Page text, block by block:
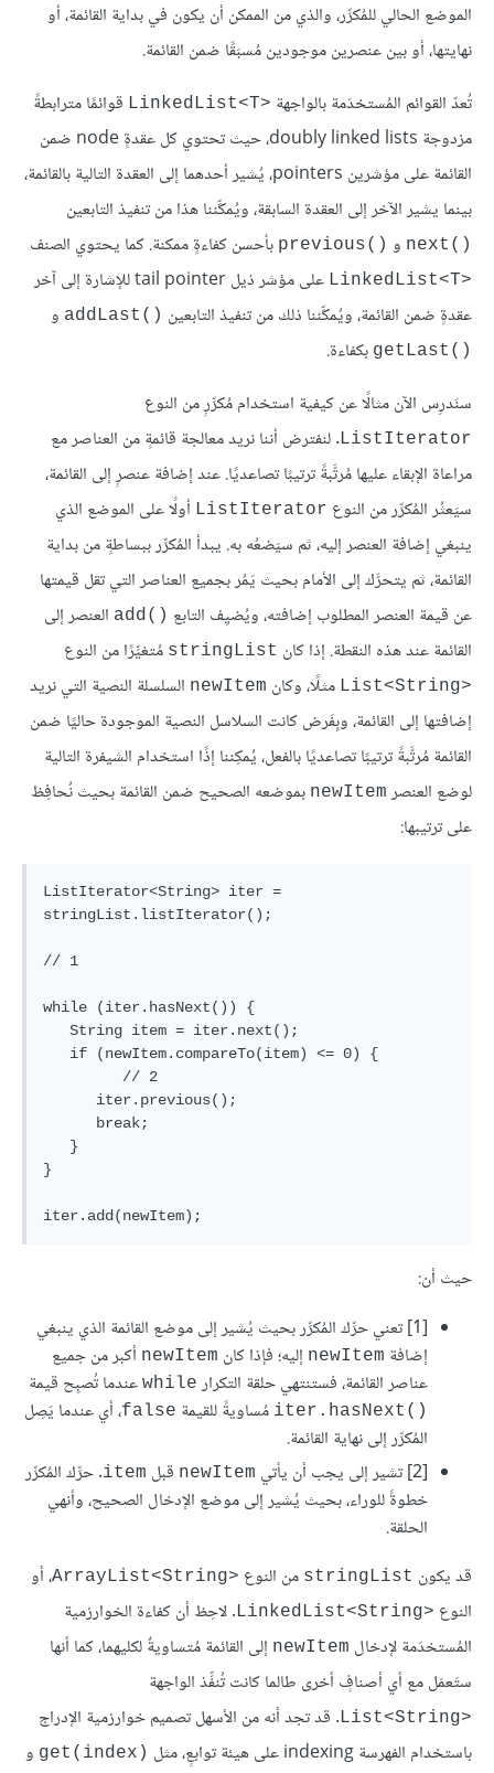
الموضع الحالي للمُكرِّر، والذي من الممكن أن يكون في بداية القائمة، أو
نهايتها، أو بين عنصرين موجودين مُسبَقًا ضمن القائمة.
تُعدّ القوائم المُستخدَمة بالواجهة LinkedList<T>‎ قوائمًا مترابطةً
مزدوجة doubly linked lists، حيث تحتوي كل عقدةٍ node ضمن
القائمة على مؤشرين pointers، يُشير أحدهما إلى العقدة التالية بالقائمة،
بينما يشير الآخر إلى العقدة السابقة، ويُمكِّننا هذا من تنفيذ التابعين
next()‎ و previous()‎ بأحسن كفاءةٍ ممكنة. كما يحتوي الصنف
LinkedList<T>‎
على مؤشر ذيل tail pointer للإشارة إلى آخر
عقدةٍ ضمن القائمة، ويُمكِّننا ذلك من تنفيذ التابعين addLast()‎ و
getLast()‎ بكفاءة.
سنَدرِس الآن مثالًا عن كيفية استخدام مُكرِّرٍ من النوع
ListIterator. لنفترض أننا نريد معالجة قائمةٍ من العناصر مع
مراعاة الإبقاء عليها مُرتَّبةً ترتيبًا تصاعديًا. عند إضافة عنصرٍ إلى القائمة،
سيَعثُر المُكرِّر من النوع ListIterator أولًا على الموضع الذي
ينبغي إضافة العنصر إليه، ثم سيَضعُه به. يبدأ المُكرِّر ببساطةٍ من بداية
القائمة، ثم يتحرَّك إلى الأمام بحيث يَمُر بجميع العناصر التي تقل قيمتها
عن قيمة العنصر المطلوب إضافته، ويُضيِف التابع add()‎ العنصر إلى
القائمة عند هذه النقطة. إذا كان stringList مُتغيِّرًا من النوع
List<String>‎ مثلًا، وكان newItem السلسلة النصية التي نريد
إضافتها إلى القائمة، وبِفَرض كانت السلاسل النصية الموجودة حاليًا ضمن
القائمة مُرتَّبةً ترتيبًا تصاعديًا بالفعل، يُمكِننا إذًا استخدام الشيفرة التالية
لوضع العنصر newItem بموضعه الصحيح ضمن القائمة بحيث نُحافِظ
على ترتيبها:
ListIterator<String> iter =
stringList.listIterator();
// 1
while (iter.hasNext()) {
}
حيث أن:
[1] تعني حرِّك المُكرِّر بحيث يُشير إلى موضع القائمة الذي ينبغي
إضافة newItem إليه؛ فإذا كان newItem أكبر من جميع
عناصر القائمة، فستنتهي حلقة التكرار while عندما تُصبِح قيمة
iter.hasNext()‎ مُساويةً للقيمة false، أي عندما يَصِل
المُكرِّر إلى نهاية القائمة.
[2] تشير إلى يجب أن يأتي
newItem قبل item. حرِّك المُكرِّر
خطوةً للوراء، بحيث يُشير إلى موضع الإدخال الصحيح، وأنهي
الحلقة.
قد يكون stringList من النوع ArrayList<String>‎، أو
النوع LinkedList<String>‎. لاحِظ أن كفاءة الخوارزمية
المُستخدَمة لإدخال newItem إلى القائمة مُتساويةٌ لكليهما، كما أنها
ستَعمَل مع أي أصنافٍ أخرى طالما كانت تُنفِّذ الواجهة
List<String>‎. قد تجد أنه من الأسهل تصميم خوارزمية الإدراج
باستخدام الفهرسة indexing على هيئة توابعٍ، مثل
get(index)‎ و